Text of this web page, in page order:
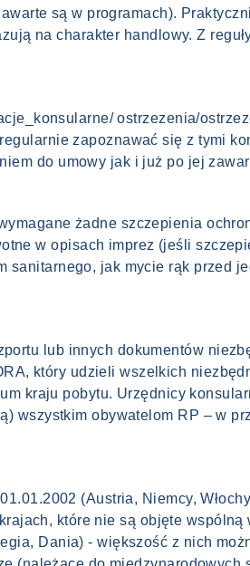
są w programach).
na charakter handlowy. Z
ostrzezenia/
zapoznawać się z tymi
do umowy jak i już po jej
żadne szczepienia
w opisach imprez (jeśli
jak mycie rąk przed
lub innych dokumentów
który udzieli wszelkich
kraju pobytu. Urzędnicy
wszystkim obywatelom RP – w
(Austria, Niemcy,
które nie są objęte wspólną
Dania) - większość z nich